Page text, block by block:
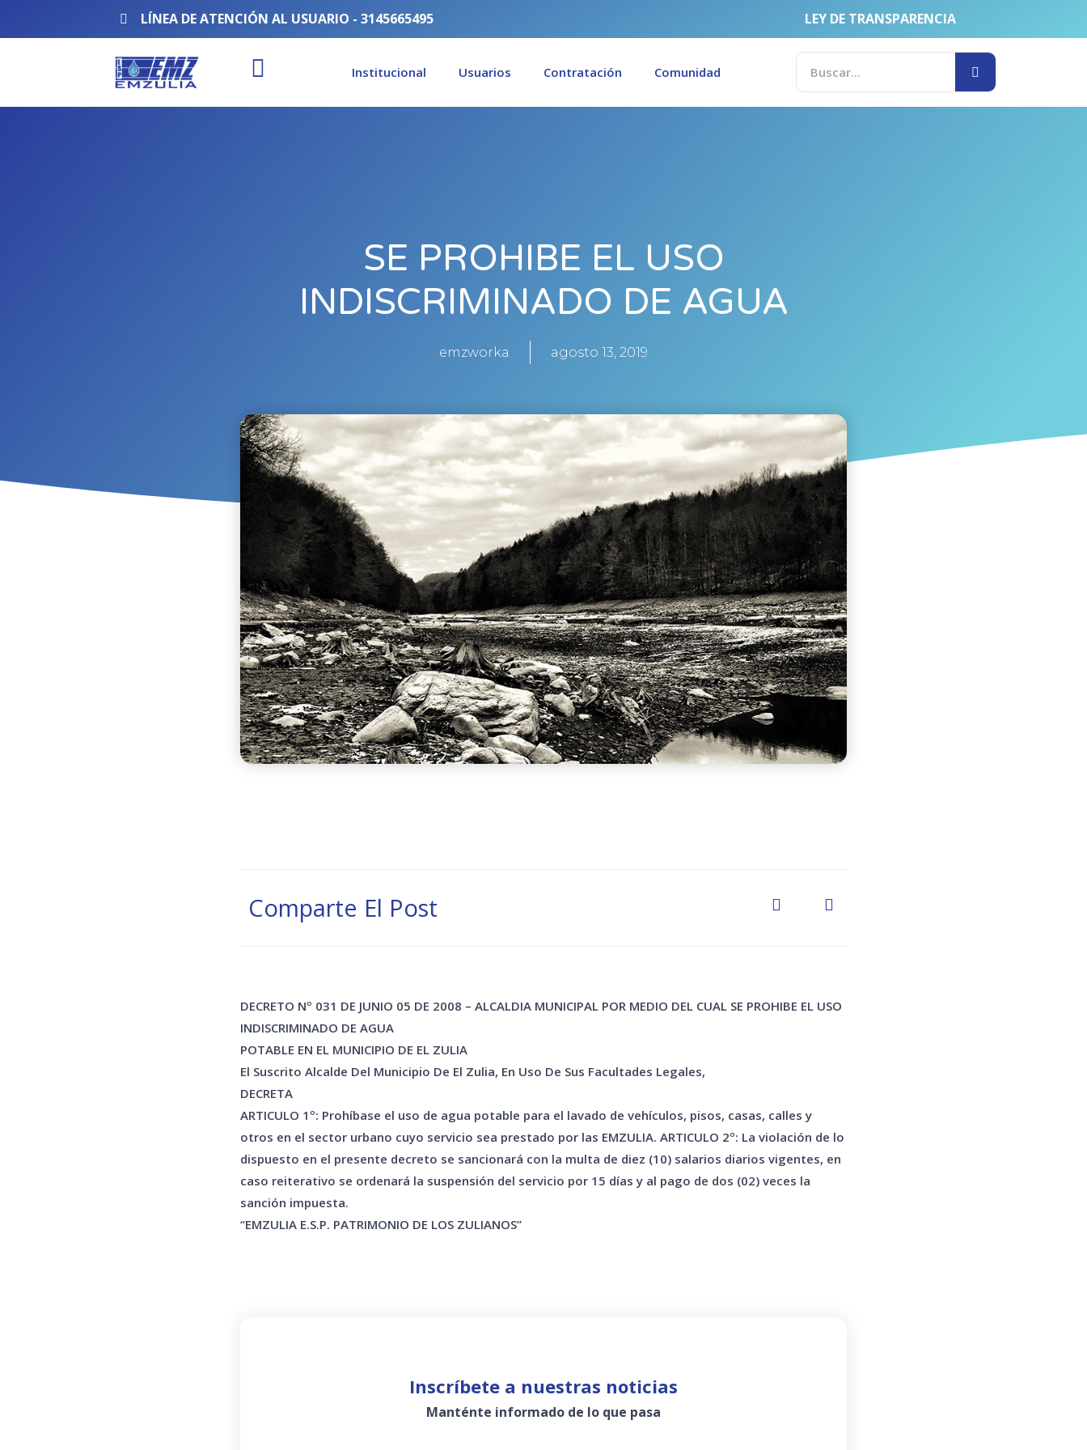
LÍNEA DE ATENCIÓN AL USUARIO - 3145665495 LEY DE TRANSPARENCIA
Institucional Usuarios Contratación Comunidad
Search SEARCH
SE PROHIBE EL USO
INDISCRIMINADO DE AGUA
emzworka agosto 13, 2019
Comparte El Post
DECRETO Nº 031 DE JUNIO 05 DE 2008 – ALCALDIA MUNICIPAL POR MEDIO DEL CUAL SE PROHIBE EL USO
INDISCRIMINADO DE AGUA
POTABLE EN EL MUNICIPIO DE EL ZULIA
El Suscrito Alcalde Del Municipio De El Zulia, En Uso De Sus Facultades Legales,
DECRETA
ARTICULO 1º: Prohíbase el uso de agua potable para el lavado de vehículos, pisos, casas, calles y
otros en el sector urbano cuyo servicio sea prestado por las EMZULIA. ARTICULO 2º: La violación de lo
dispuesto en el presente decreto se sancionará con la multa de diez (10) salarios diarios vigentes, en
caso reiterativo se ordenará la suspensión del servicio por 15 días y al pago de dos (02) veces la
sanción impuesta.
“EMZULIA E.S.P. PATRIMONIO DE LOS ZULIANOS”
Inscríbete a nuestras noticias
Manténte informado de lo que pasa